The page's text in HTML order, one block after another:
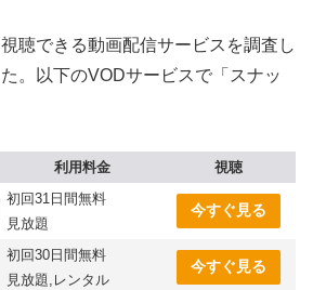
聴できる動画配信サービスを調査し
。以下のVODサービスで「スナッ
利用料金
視聴
初回31日間無料
見放題
今すぐ見る
初回30日間無料
見放題,レンタル
今すぐ見る